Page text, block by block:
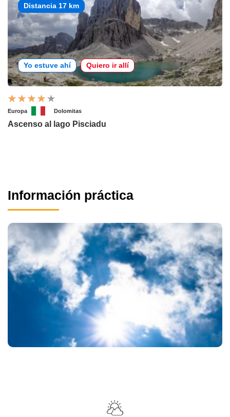
Distancia 17 km
Yo estuve ahí Quiero ir allí
Europa Dolomitas
Ascenso al lago Pisciadu
Información práctica